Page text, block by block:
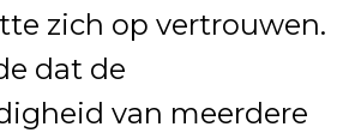
zich op vertrouwen.
dat de
van meerdere